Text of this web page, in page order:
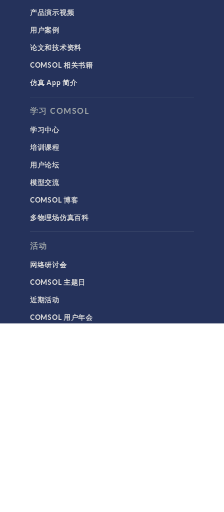
产品演示视频
用户案例
论文和技术资料
COMSOL 相关书籍
仿真 App 简介
学习 COMSOL
学习中心
培训课程
用户论坛
模型交流
COMSOL 博客
多物理场仿真百科
活动
网络研讨会
COMSOL 主题日
近期活动
COMSOL 用户年会